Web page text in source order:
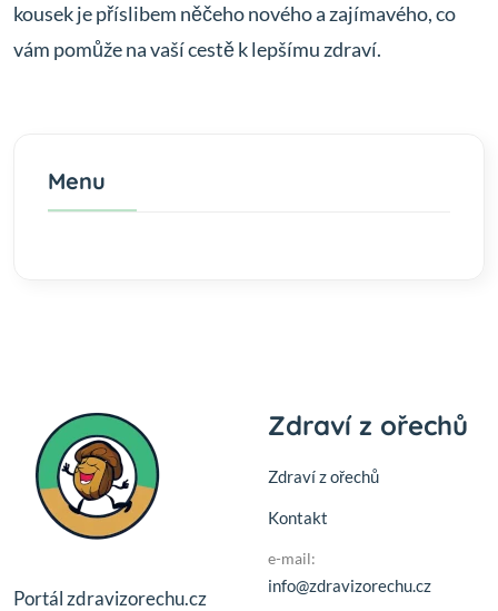
kousek je příslibem něčeho nového a zajímavého, co
vám pomůže na vaší cestě k lepšímu zdraví.
Menu
Portál zdravizorechu.cz
Zdraví z ořechů
Zdraví z ořechů
Kontakt
e-mail:
info@zdravizorechu.cz